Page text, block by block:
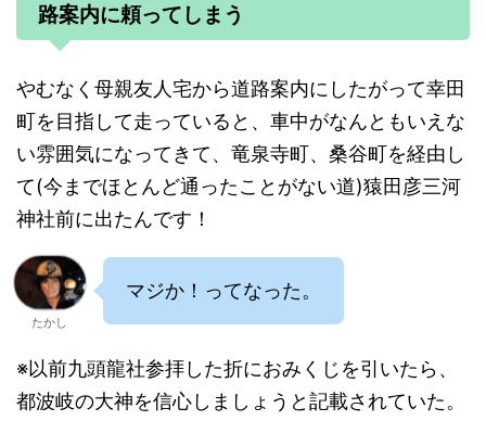
路案内に頼ってしまう
やむなく母親友人宅から道路案内にしたがって幸田
町を目指して走っていると、車中がなんともいえな
い雰囲気になってきて、竜泉寺町、桑谷町を経由し
て(今までほとんど通ったことがない道)猿田彦三河
神社前に出たんです！
たかし
マジか！ってなった。
※以前九頭龍社参拝した折におみくじを引いたら、
都波岐の大神を信心しましょうと記載されていた。